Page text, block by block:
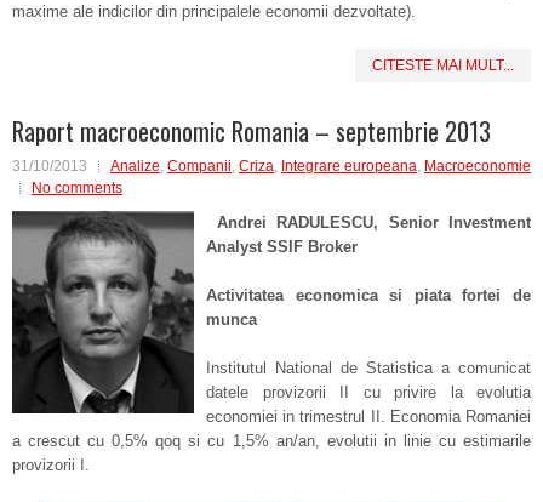
maxime ale indicilor din principalele economii dezvoltate).
CITESTE MAI MULT...
Raport macroeconomic Romania – septembrie 2013
31/10/2013 Analize, Companii, Criza, Integrare europeana, Macroeconomie
No comments
Andrei RADULESCU, Senior Investment
Analyst SSIF Broker
Activitatea economica si piata fortei de
munca
Institutul National de Statistica a comunicat
datele provizorii II cu privire la evolutia
economiei in trimestrul II. Economia Romaniei
a crescut cu 0,5% qoq si cu 1,5% an/an, evolutii in linie cu estimarile
provizorii I.